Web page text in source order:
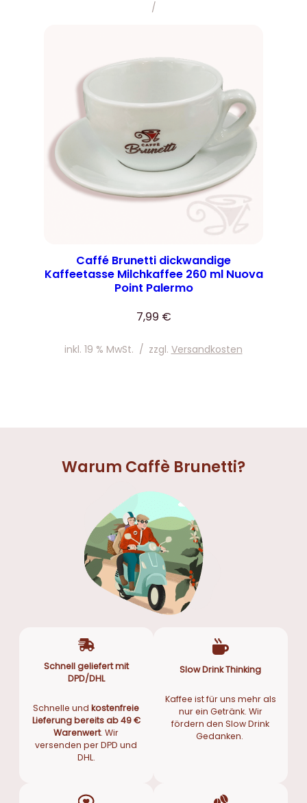
/
Caffé Brunetti dickwandige
Kaffeetasse Milchkaffee 260 ml Nuova
Point Palermo
7,99 €
inkl. 19 % MwSt. / zzgl. Versandkosten
Warum Caffè Brunetti?
Schnell geliefert mit
DPD/DHL
Schnelle undkostenfreie
Lieferung bereits ab 49 €
Warenwert. Wir
versenden per DPD und
DHL.
Slow Drink Thinking
Kaffee ist für uns mehr als
nur ein Getränk. Wir
fördern den Slow Drink
Gedanken.